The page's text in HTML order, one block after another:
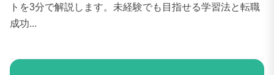
トを3分で解説します。未経験でも目指せる学習法と転職
成功...